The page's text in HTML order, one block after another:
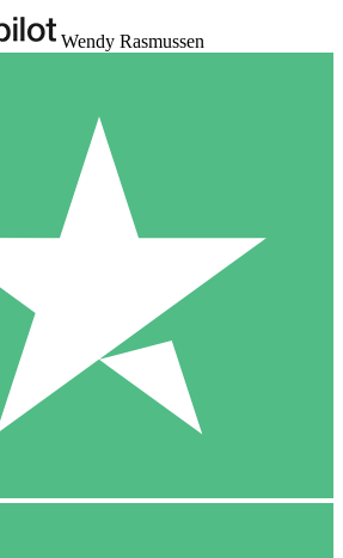
Wendy Rasmussen